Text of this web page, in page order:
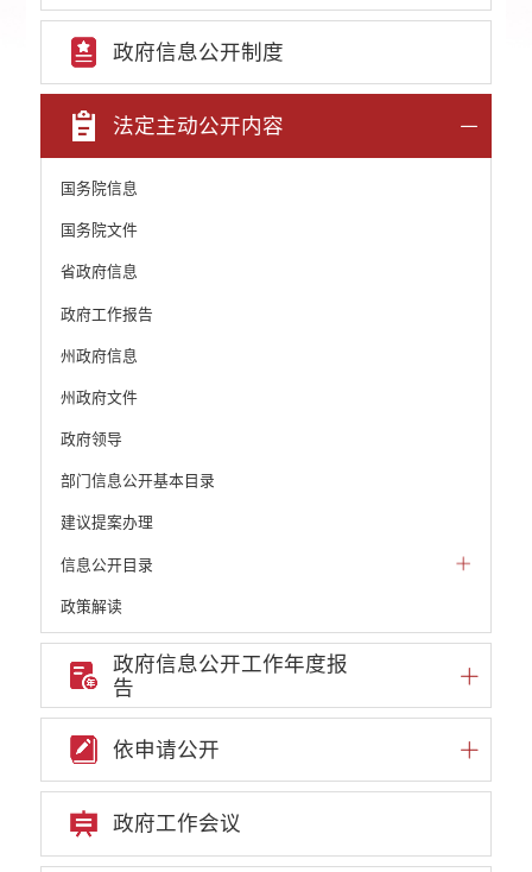
政府信息公开制度
法定主动公开内容
国务院信息
国务院文件
省政府信息
政府工作报告
州政府信息
州政府文件
政府领导
部门信息公开基本目录
建议提案办理
信息公开目录
政策解读
机构职能和权责清单
自然资源政务公开
重点领域信息公开
行政事业性收费
公务员管理
政府信息公开工作年度报
告
依申请公开
政府工作会议